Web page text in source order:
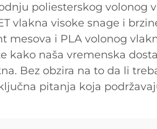
poliesterskog
vlakna visoke snage i
i PLA volonog
naša vremenska
Bez obzira na to da li
pitanja koja